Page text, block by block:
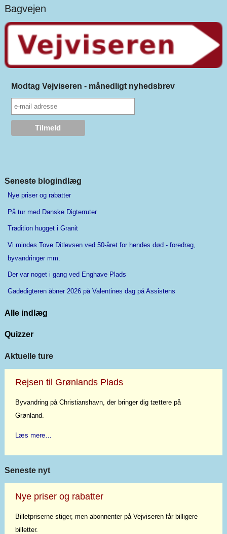
Bagvejen
Modtag Vejviseren - månedligt nyhedsbrev
Seneste blogindlæg
Nye priser og rabatter
På tur med Danske Digterruter
Tradition hugget i Granit
Vi mindes Tove Ditlevsen ved 50-året for hendes død - foredrag,
byvandringer mm.
Der var noget i gang ved Enghave Plads
Gadedigteren åbner 2026 på Valentines dag på Assistens
Alle indlæg
Quizzer
Aktuelle ture
Rejsen til Grønlands Plads
Byvandring på Christianshavn, der bringer dig tættere på
Grønland.
Læs mere…
Seneste nyt
Nye priser og rabatter
Billetpriserne stiger, men abonnenter på Vejviseren får billigere
billetter.